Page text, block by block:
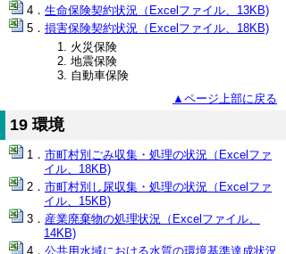
生命保険契約状況（Excelファイル、13KB)
損害保険契約状況（Excelファイル、18KB)
火災保険
地震保険
自動車保険
▲ページ上部に戻る
19 環境
市町村別ごみ収集・処理の状況（Excelファ
イル、18KB)
市町村別し尿収集・処理の状況（Excelファ
イル、15KB)
産業廃棄物の処理状況（Excelファイル、
14KB)
公共用水域における水質の環境基準達成状況